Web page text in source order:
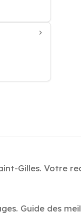
Gilles. Votre
Guide des